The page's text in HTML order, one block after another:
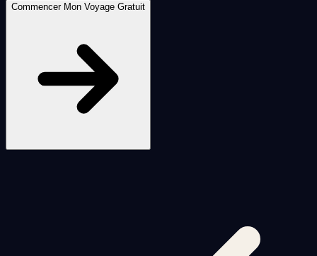
Commencer Mon Voyage Gratuit